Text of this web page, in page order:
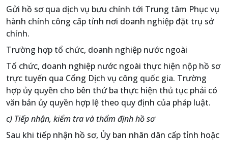
Gửi hồ sơ qua dịch vụ bưu chính tới Trung tâm Phục vụ
hành chính công cấp tỉnh nơi doanh nghiệp đặt trụ sở
chính.
Trường hợp tổ chức, doanh nghiệp nước ngoài
Tổ chức, doanh nghiệp nước ngoài thực hiện nộp hồ sơ
trực tuyến qua Cổng Dịch vụ công quốc gia. Trường
hợp ủy quyền cho bên thứ ba thực hiện thủ tục phải có
văn bản ủy quyền hợp lệ theo quy định của pháp luật.
c) Tiếp nhận, kiểm tra và thẩm định hồ sơ
Sau khi tiếp nhận hồ sơ, Ủy ban nhân dân cấp tỉnh hoặc